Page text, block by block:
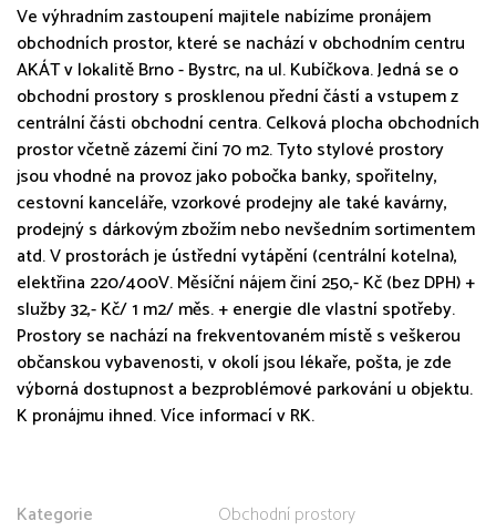
Ve výhradním zastoupení majitele nabízíme pronájem
obchodních prostor, které se nachází v obchodním centru
AKÁT v lokalitě Brno - Bystrc, na ul. Kubíčkova. Jedná se o
obchodní prostory s prosklenou přední částí a vstupem z
centrální části obchodní centra. Celková plocha obchodních
prostor včetně zázemí činí 70 m2. Tyto stylové prostory
jsou vhodné na provoz jako pobočka banky, spořitelny,
cestovní kanceláře, vzorkové prodejny ale také kavárny,
prodejný s dárkovým zbožím nebo nevšedním sortimentem
atd. V prostorách je ústřední vytápění (centrální kotelna),
elektřina 220/400V. Měsíční nájem činí 250,- Kč (bez DPH) +
služby 32,- Kč/ 1 m2/ měs. + energie dle vlastní spotřeby.
Prostory se nachází na frekventovaném místě s veškerou
občanskou vybavenosti, v okolí jsou lékaře, pošta, je zde
výborná dostupnost a bezproblémové parkování u objektu.
K pronájmu ihned. Více informací v RK.
Kategorie
Obchodní prostory